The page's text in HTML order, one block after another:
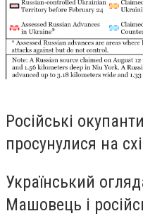
Російські
просунулися на
Український
Машовець і